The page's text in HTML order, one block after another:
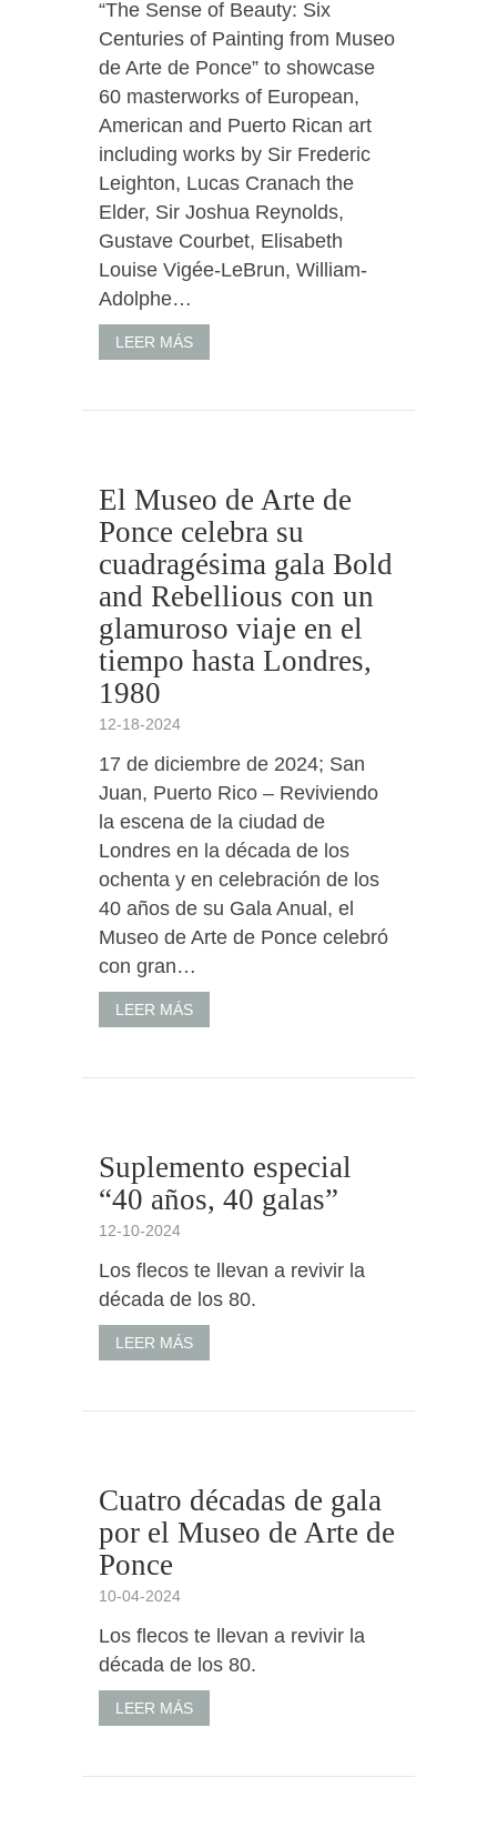
“The Sense of Beauty: Six
Centuries of Painting from Museo
de Arte de Ponce” to showcase
60 masterworks of European,
American and Puerto Rican art
including works by Sir Frederic
Leighton, Lucas Cranach the
Elder, Sir Joshua Reynolds,
Gustave Courbet, Elisabeth
Louise Vigée-LeBrun, William-
Adolphe…
LEER MÁS
El Museo de Arte de
Ponce celebra su
cuadragésima gala Bold
and Rebellious con un
glamuroso viaje en el
tiempo hasta Londres,
1980
12-18-2024
17 de diciembre de 2024; San
Juan, Puerto Rico – Reviviendo
la escena de la ciudad de
Londres en la década de los
ochenta y en celebración de los
40 años de su Gala Anual, el
Museo de Arte de Ponce celebró
con gran…
LEER MÁS
Suplemento especial
“40 años, 40 galas”
12-10-2024
Los flecos te llevan a revivir la
década de los 80.
LEER MÁS
Cuatro décadas de gala
por el Museo de Arte de
Ponce
10-04-2024
Los flecos te llevan a revivir la
década de los 80.
LEER MÁS